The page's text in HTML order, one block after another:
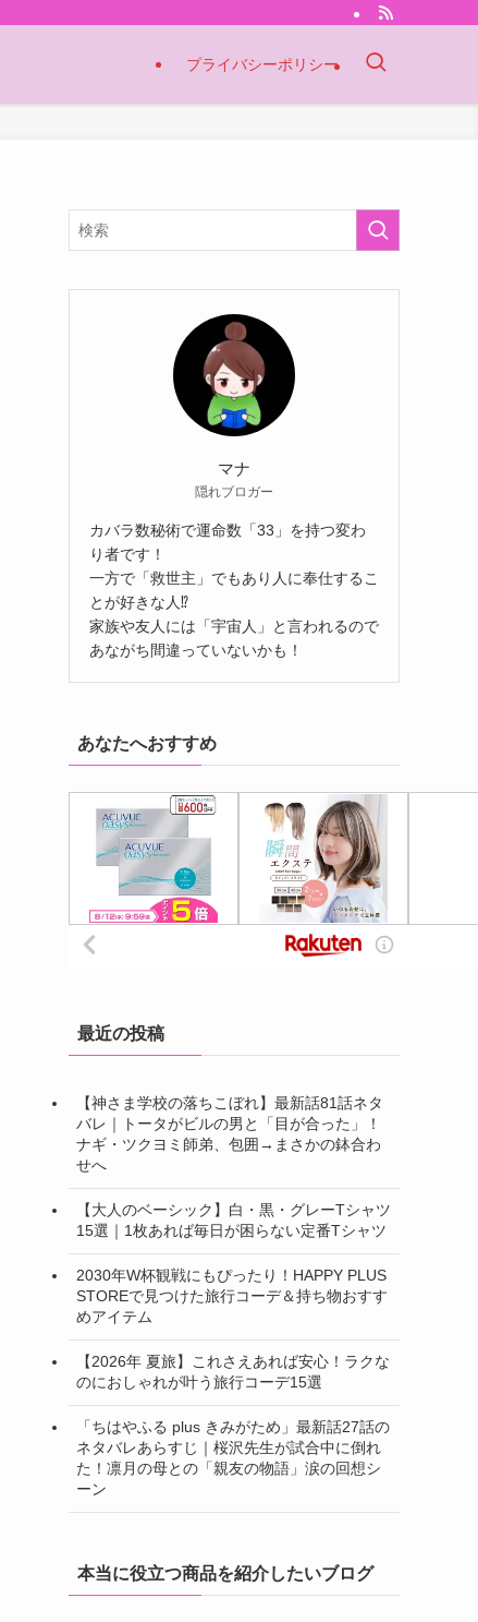
プライバシーポリシー
マナ
隠れブロガー
カバラ数秘術で運命数「33」を持つ変わ
り者です！
一方で「救世主」でもあり人に奉仕するこ
とが好きな人⁉
家族や友人には「宇宙人」と言われるので
あながち間違っていないかも！
あなたへおすすめ
最近の投稿
【神さま学校の落ちこぼれ】最新話81話ネタ
バレ｜トータがビルの男と「目が合った」！
ナギ・ツクヨミ師弟、包囲→まさかの鉢合わ
せへ
【大人のベーシック】白・黒・グレーTシャツ
15選｜1枚あれば毎日が困らない定番Tシャツ
2030年W杯観戦にもぴったり！HAPPY PLUS
STOREで見つけた旅行コーデ＆持ち物おすす
めアイテム
【2026年 夏旅】これさえあれば安心！ラクな
のにおしゃれが叶う旅行コーデ15選
「ちはやふる plus きみがため」最新話27話の
ネタバレあらすじ｜桜沢先生が試合中に倒れ
た！凛月の母との「親友の物語」涙の回想シ
ーン
本当に役立つ商品を紹介したいブログ